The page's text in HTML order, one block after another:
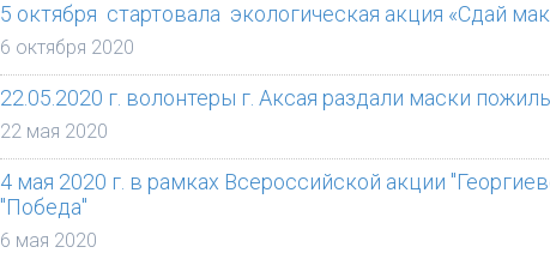
5 октября стартовала экологическая акция «Сдай
6 октября 2020
22.05.2020 г. волонтеры г. Аксая раздали маски
22 мая 2020
4 мая 2020 г. в рамках Всероссийской акции
"Победа"
6 мая 2020